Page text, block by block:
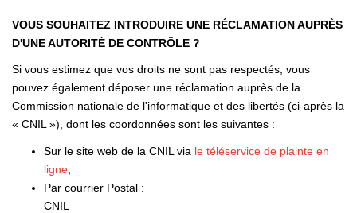
VOUS SOUHAITEZ INTRODUIRE UNE RÉCLAMATION AUPRÈS
D'UNE AUTORITÉ DE CONTRÔLE ?
Si vous estimez que vos droits ne sont pas respectés, vous
pouvez également déposer une réclamation auprès de la
Commission nationale de l'informatique et des libertés (ci-après la
« CNIL »), dont les coordonnées sont les suivantes :
Sur le site web de la CNIL via le téléservice de plainte en
ligne;
Par courrier Postal :
CNIL